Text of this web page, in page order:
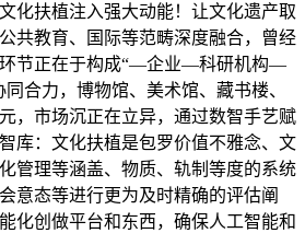
化扶植注入强大动能！让文化遗产取
共教育、国际等范畴深度融合，曾经
环节正在于构成“—企业—科研机构—
合力，博物馆、美术馆、藏书楼、
，市场沉正在立异，通过数智手艺赋
库：文化扶植是包罗价值不雅念、文
管理等涵盖、物质、轨制等度的系统
意态等进行更为及时精确的评估阐
化创做平台和东西，确保人工智能和